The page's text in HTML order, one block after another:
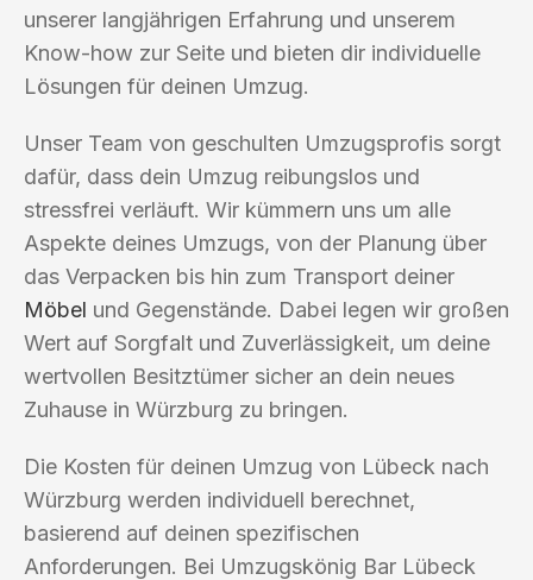
unserer langjährigen Erfahrung und unserem
Know-how zur Seite und bieten dir individuelle
Lösungen für deinen Umzug.
Unser Team von geschulten Umzugsprofis sorgt
dafür, dass dein Umzug reibungslos und
stressfrei verläuft. Wir kümmern uns um alle
Aspekte deines Umzugs, von der Planung über
das Verpacken bis hin zum Transport deiner
Möbel und Gegenstände. Dabei legen wir großen
Wert auf Sorgfalt und Zuverlässigkeit, um deine
wertvollen Besitztümer sicher an dein neues
Zuhause in Würzburg zu bringen.
Die Kosten für deinen Umzug von Lübeck nach
Würzburg werden individuell berechnet,
basierend auf deinen spezifischen
Anforderungen. Bei Umzugskönig Bar Lübeck